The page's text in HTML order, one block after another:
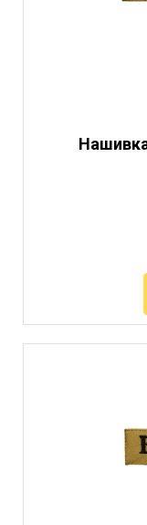
Нашивка